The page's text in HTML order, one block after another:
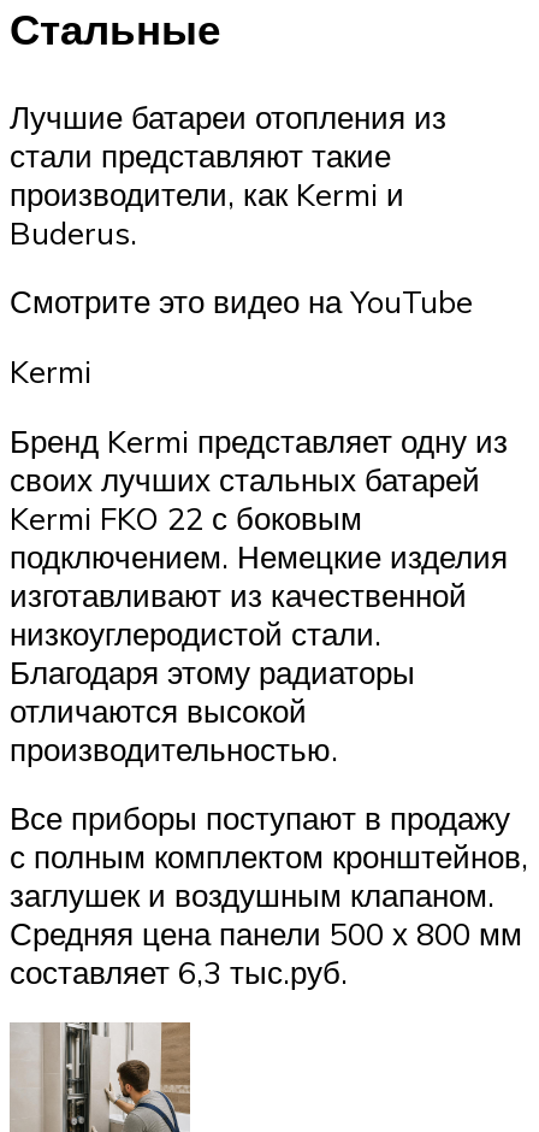
Стальные
Лучшие батареи отопления из
стали представляют такие
производители, как Kermi и
Buderus.
Смотрите это видео на YouTube
Kermi
Бренд Kermi представляет одну из
своих лучших стальных батарей
Kermi FKO 22 с боковым
подключением. Немецкие изделия
изготавливают из качественной
низкоуглеродистой стали.
Благодаря этому радиаторы
отличаются высокой
производительностью.
Все приборы поступают в продажу
с полным комплектом кронштейнов,
заглушек и воздушным клапаном.
Средняя цена панели 500 х 800 мм
составляет 6,3 тыс.руб.